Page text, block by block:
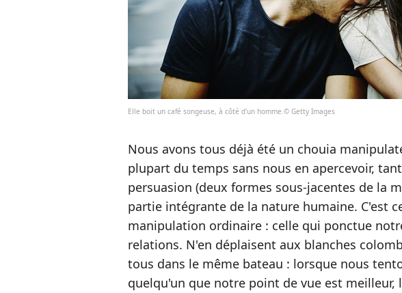
Elle boit un café songeuse, à côté d'un homme.© Getty Images
Nous avons tous déjà été un chouia
plupart du temps sans nous en apercevoir,
persuasion (deux formes sous-jacentes de la
partie intégrante de la nature humaine. C'est
manipulation ordinaire : celle qui ponctue
relations. N'en déplaisent aux blanches
tous dans le même bateau : lorsque nous
quelqu'un que notre point de vue est meilleur,